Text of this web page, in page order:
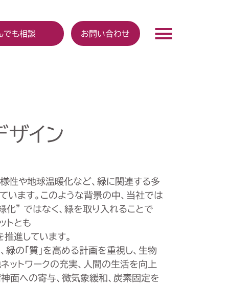
でも相談 お問い合わせ
ザイン
性や地球温暖化など、緑に関連する多
います。このような背景の中、当社では
” ではなく、緑を取り入れることで
トとも
進しています。
の「質」を高める計画を重視し、生物
ットワークの充実、人間の生活を向上
面への寄与、微気象緩和、炭素固定を